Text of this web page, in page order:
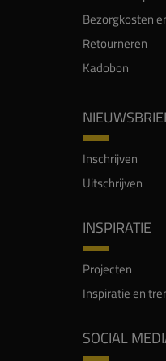
Bezorgkosten
Retourneren
Kadobon
Inschrijven
Uitschrijven
INSPIRATIE
Projecten
Inspiratie en
SOCIAL